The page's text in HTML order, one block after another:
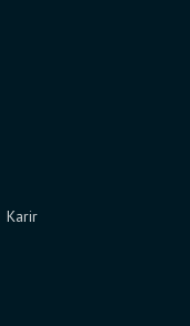
Karir